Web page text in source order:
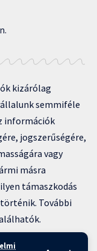
kizárólag
semmiféle
információk
jogszerűségére,
vagy
másra
támaszkodás
További